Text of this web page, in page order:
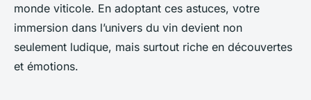
monde viticole. En adoptant ces astuces, votre
immersion dans l’univers du vin devient non
seulement ludique, mais surtout riche en découvertes
et émotions.